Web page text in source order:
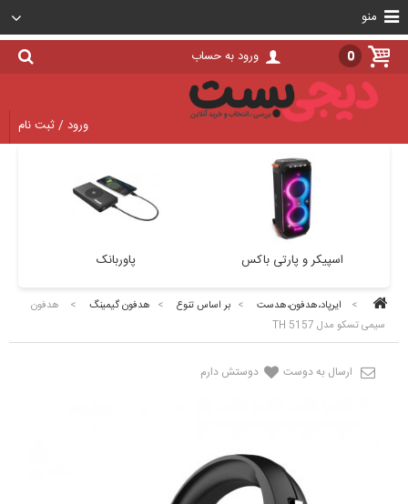
0 ورود به حساب
منو
ورود / ثبت نام
پاوربانک اسپیکر و پارتی باکس
> ایرپاد،هدفون،هدست > بر اساس تنوع > هدفون گیمینگ >
هدفون
سیمی تسکو مدل TH 5157
ارسال به دوست دوستش دارم